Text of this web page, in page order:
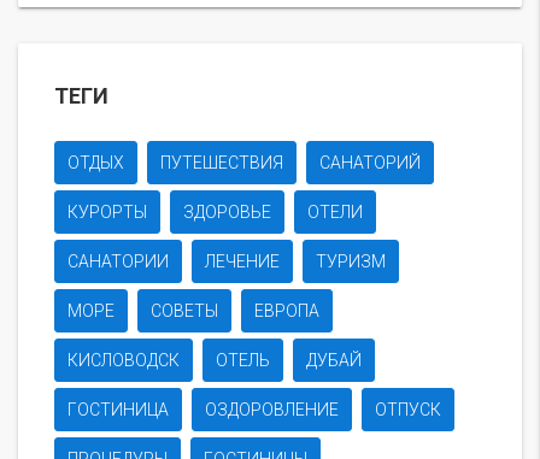
ТЕГИ
ОТДЫХ ПУТЕШЕСТВИЯ САНАТОРИЙ
КУРОРТЫ ЗДОРОВЬЕ ОТЕЛИ
САНАТОРИИ ЛЕЧЕНИЕ ТУРИЗМ
МОРЕ СОВЕТЫ ЕВРОПА
КИСЛОВОДСК ОТЕЛЬ ДУБАЙ
ГОСТИНИЦА ОЗДОРОВЛЕНИЕ ОТПУСК